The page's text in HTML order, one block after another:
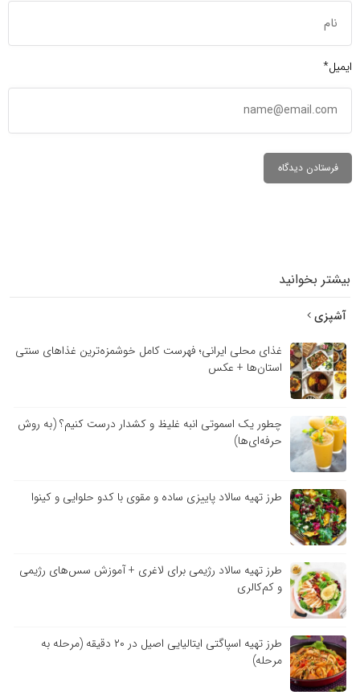
ایمیل*
بیشتر بخوانید
آشپزی
غذای محلی ایرانی؛ فهرست کامل خوشمزه‌ترین غذاهای سنتی
استان‌ها + عکس
چطور یک اسموتی انبه غلیظ و کشدار درست کنیم؟ (به روش
حرفه‌ای‌ها)
طرز تهیه سالاد پاییزی ساده و مقوی با کدو حلوایی و کینوا
طرز تهیه سالاد رژیمی برای لاغری + آموزش سس‌های رژیمی
و کم‌کالری
طرز تهیه اسپاگتی ایتالیایی اصیل در ۲۰ دقیقه (مرحله به
مرحله)